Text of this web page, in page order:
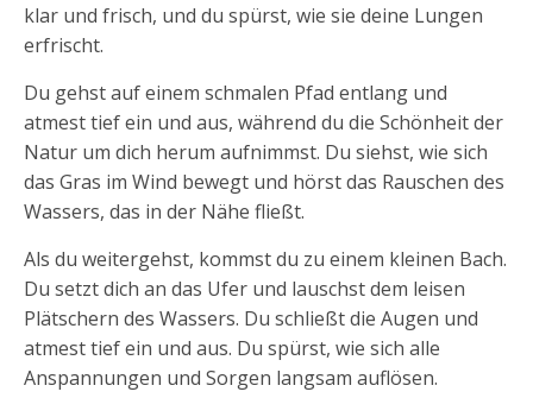
klar und frisch, und du spürst, wie sie deine Lungen
erfrischt.
Du gehst auf einem schmalen Pfad entlang und
atmest tief ein und aus, während du die Schönheit der
Natur um dich herum aufnimmst. Du siehst, wie sich
das Gras im Wind bewegt und hörst das Rauschen des
Wassers, das in der Nähe fließt.
Als du weitergehst, kommst du zu einem kleinen Bach.
Du setzt dich an das Ufer und lauschst dem leisen
Plätschern des Wassers. Du schließt die Augen und
atmest tief ein und aus. Du spürst, wie sich alle
Anspannungen und Sorgen langsam auflösen.